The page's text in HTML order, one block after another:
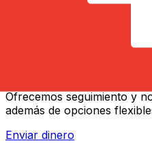
Ofrecemos seguimiento y
además de opciones
Enviar dinero